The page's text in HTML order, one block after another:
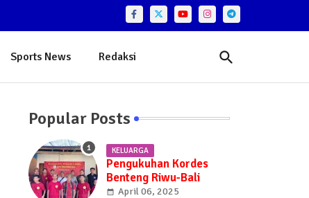
Sports News Redaksi
Popular Posts
KELUARGA
Pengukuhan Kordes
Benteng Riwu-Bali
April 06, 2025